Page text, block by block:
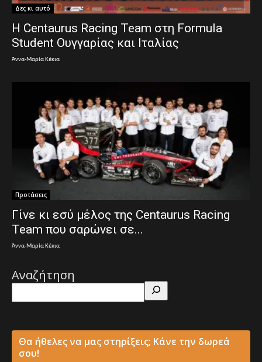
Δες κι αυτό
Η Centaurus Racing Team στη Formula
Student Ουγγαρίας και Ιταλίας
Άννα-Μαρία Κέκια
Προτάσεις
Γίνε κι εσύ μέλος της Centaurus Racing
Team που σαρώνει σε...
Άννα-Μαρία Κέκια
Αναζήτηση
Θα ήθελες να μας στηρίξεις; Κάνε την δωρεά
σου!